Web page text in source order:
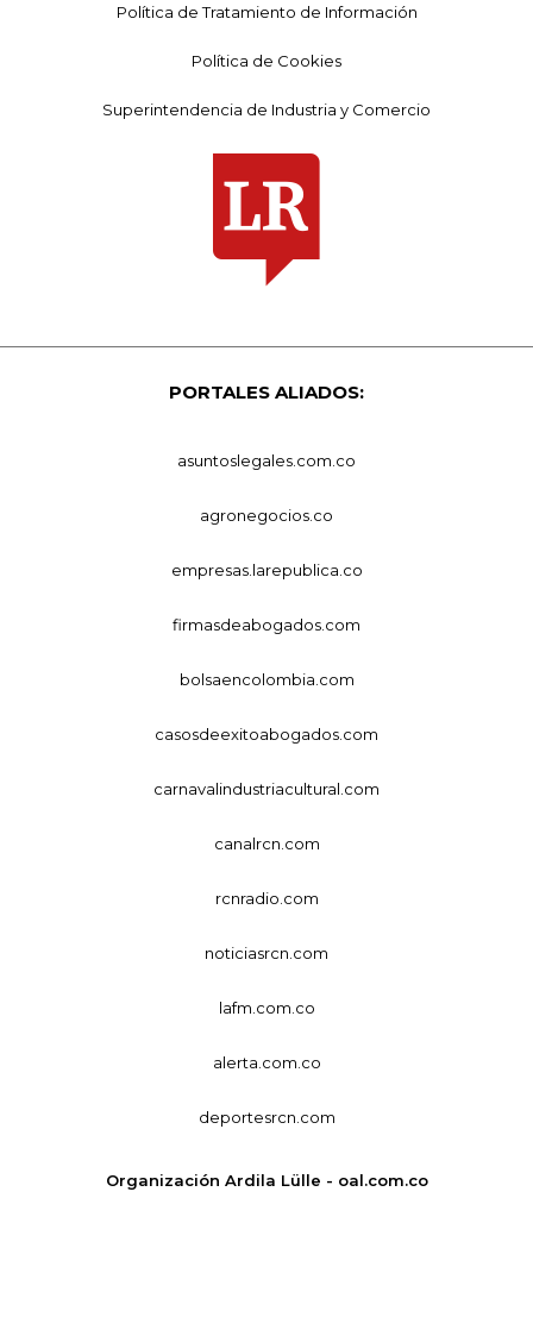
Política de Tratamiento de Información
Política de Cookies
Superintendencia de Industria y Comercio
PORTALES ALIADOS:
asuntoslegales.com.co
agronegocios.co
empresas.larepublica.co
firmasdeabogados.com
bolsaencolombia.com
casosdeexitoabogados.com
carnavalindustriacultural.com
canalrcn.com
rcnradio.com
noticiasrcn.com
lafm.com.co
alerta.com.co
deportesrcn.com
Organización Ardila Lülle - oal.com.co